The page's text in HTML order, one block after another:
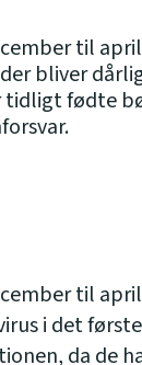
til
bliver
fødte
til
i det
da de